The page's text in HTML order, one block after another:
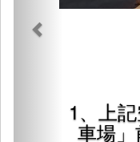
1、上
車場